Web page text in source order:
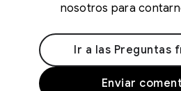
nosotros para
Ir a las Preguntas
Enviar